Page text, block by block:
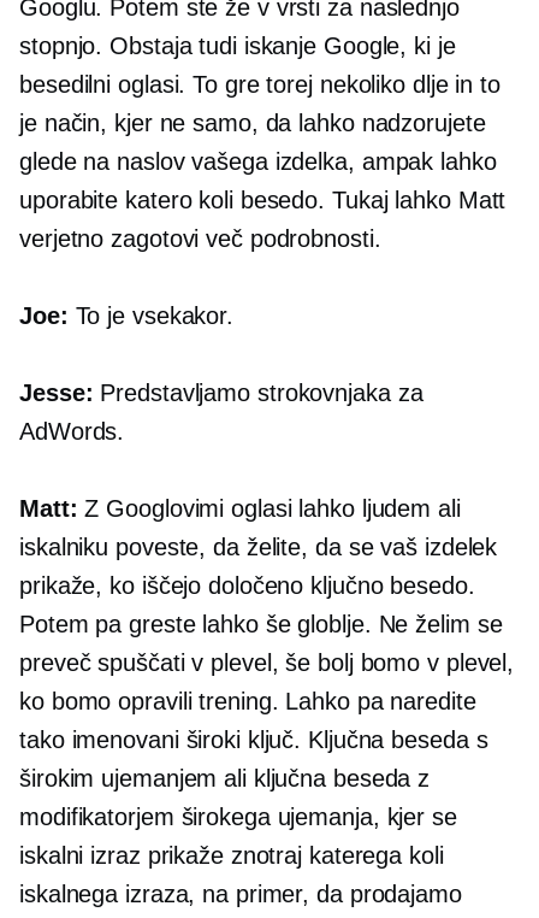
Googlu. Potem ste že v vrsti za naslednjo
stopnjo. Obstaja tudi iskanje Google, ki je
besedilni oglasi. To gre torej nekoliko dlje in to
je način, kjer ne samo, da lahko nadzorujete
glede na naslov vašega izdelka, ampak lahko
uporabite katero koli besedo. Tukaj lahko Matt
verjetno zagotovi več podrobnosti.
Joe: To je vsekakor.
Jesse: Predstavljamo strokovnjaka za
AdWords.
Matt: Z Googlovimi oglasi lahko ljudem ali
iskalniku poveste, da želite, da se vaš izdelek
prikaže, ko iščejo določeno ključno besedo.
Potem pa greste lahko še globlje. Ne želim se
preveč spuščati v plevel, še bolj bomo v plevel,
ko bomo opravili trening. Lahko pa naredite
tako imenovani široki ključ. Ključna beseda s
širokim ujemanjem ali ključna beseda z
modifikatorjem širokega ujemanja, kjer se
iskalni izraz prikaže znotraj katerega koli
iskalnega izraza, na primer, da prodajamo